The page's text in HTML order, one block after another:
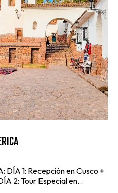
DÍA 1: Recepción en Cusco +
2: Tour Especial en...